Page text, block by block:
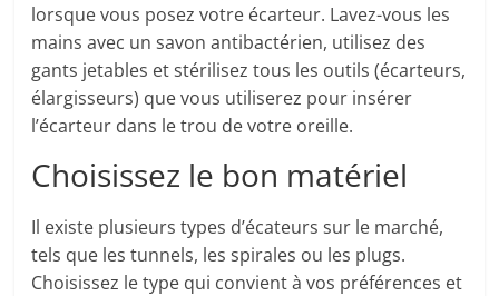
lorsque vous posez votre écarteur. Lavez-vous les
mains avec un savon antibactérien, utilisez des
gants jetables et stérilisez tous les outils (écarteurs,
élargisseurs) que vous utiliserez pour insérer
l’écarteur dans le trou de votre oreille.
Choisissez le bon matériel
Il existe plusieurs types d’écateurs sur le marché,
tels que les tunnels, les spirales ou les plugs.
Choisissez le type qui convient à vos préférences et